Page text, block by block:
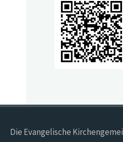
Die Evangelische